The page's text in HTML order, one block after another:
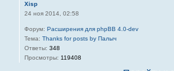
Xisp
24 ноя 2014, 02:58
Форум:Расширения для phpBB 4.0-dev
Тема:Thanks for posts by Палыч
Ответы:348
Просмотры:119408